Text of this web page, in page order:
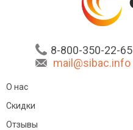
8-800-350-22-65
mail@sibac.info
О нас
Скидки
Отзывы